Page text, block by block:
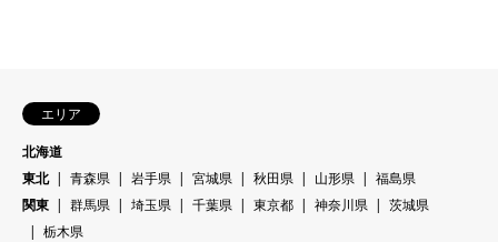
エリア
北海道
東北
青森県 岩手県 宮城県 秋田県 山形県
福島県
関東
群馬県 埼玉県 千葉県 東京都 神奈川県
茨城県
栃木県